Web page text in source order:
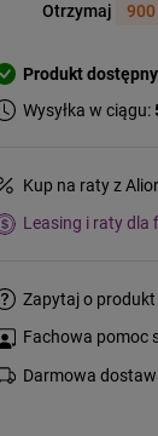
Otrzymaj
Produkt dostępny
Wysyłka w ciągu:
Kup na raty z
Leasing i raty dla
Zapytaj o produkt
Fachowa pomoc
Darmowa